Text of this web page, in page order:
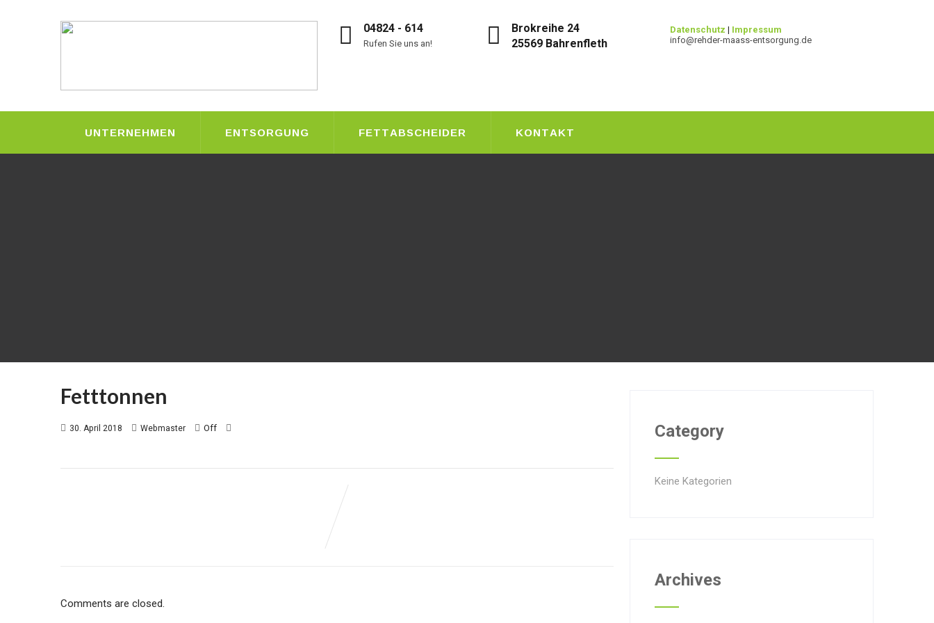
04824 - 614
Rufen Sie uns an!
Brokreihe 24
25569 Bahrenfleth
Datenschutz | Impressum
info@rehder-maass-entsorgung.de
UNTERNEHMEN ENTSORGUNG FETTABSCHEIDER KONTAKT
Fetttonnen
30. April 2018 Webmaster Off
Comments are closed.
Category
Keine Kategorien
Archives